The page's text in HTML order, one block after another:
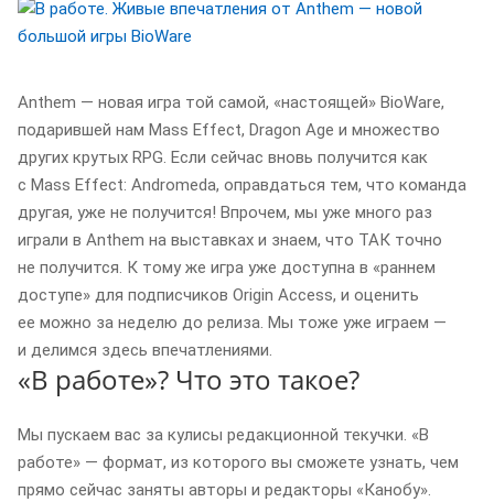
Anthem — новая игра той самой, «настоящей» BioWare,
подарившей нам Mass Effect, Dragon Age и множество
других крутых RPG. Если сейчас вновь получится как
с Mass Effect: Andromeda, оправдаться тем, что команда
другая, уже не получится! Впрочем, мы уже много раз
играли в Anthem на выставках и знаем, что ТАК точно
не получится. К тому же игра уже доступна в «раннем
доступе» для подписчиков Origin Access, и оценить
ее можно за неделю до релиза. Мы тоже уже играем —
и делимся здесь впечатлениями.
«В работе»? Что это такое?
Мы пускаем вас за кулисы редакционной текучки. «В
работе» — формат, из которого вы сможете узнать, чем
прямо сейчас заняты авторы и редакторы «Канобу».